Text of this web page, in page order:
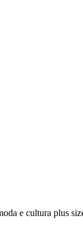
e cultura plus